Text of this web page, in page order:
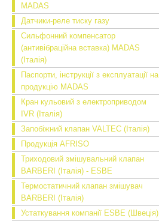
MADAS
Датчики-реле тиску газу
Сильфонний компенсатор
(антивібраційна вставка) MADAS
(Італія)
Паспорти, інструкції з експлуатації на
продукцію MADAS
Кран кульовий з електроприводом
IVR (Італія)
Запобіжний клапан VALTEC (Італія)
Продукція AFRISO
Триходовий змішувальний клапан
BARBERI (Італія) - ESBE
Термостатичний клапан змішувач
BARBERI (Італія)
Устаткування компанії ESBE (Швеція)